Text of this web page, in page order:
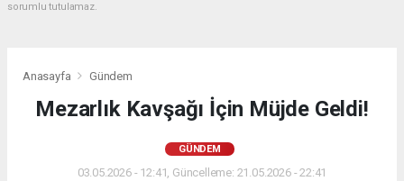
sorumlu tutulamaz.
Anasayfa Gündem
Mezarlık Kavşağı İçin Müjde Geldi!
GÜNDEM
03.05.2026 - 12:41, Güncelleme: 21.05.2026 - 22:41